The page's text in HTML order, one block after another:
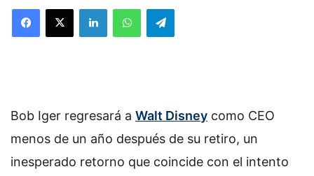
Bob Iger regresará a Walt Disney como CEO
menos de un año después de su retiro, un
inesperado retorno que coincide con el intento